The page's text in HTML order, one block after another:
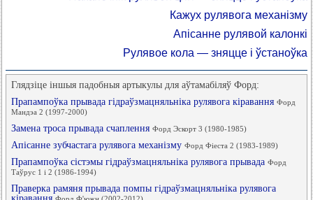
Кажух рулявога механізму
Апісанне рулявой калонкі
Рулявое кола — зняцце і ўстаноўка
Глядзіце іншыя падобныя артыкулы для аўтамабіляў Форд:
Прапампоўка прывада гідраўзмацняльніка рулявога кіравання Форд
Мандэа 2 (1997-2000)
Замена троса прывада счаплення Форд Эскорт 3 (1980-1985)
Апісанне зубчастага рулявога механізму Форд Фіеста 2 (1983-1989)
Прапампоўка сістэмы гідраўзмацняльніка рулявога прывада Форд
Таўрус 1 і 2 (1986-1994)
Праверка рамяня прывада помпы гідраўзмацняльніка рулявога